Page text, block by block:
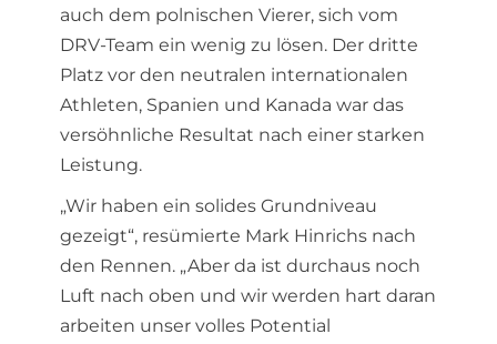
auch dem polnischen Vierer, sich vom
DRV-Team ein wenig zu lösen. Der dritte
Platz vor den neutralen internationalen
Athleten, Spanien und Kanada war das
versöhnliche Resultat nach einer starken
Leistung.
„Wir haben ein solides Grundniveau
gezeigt“, resümierte Mark Hinrichs nach
den Rennen. „Aber da ist durchaus noch
Luft nach oben und wir werden hart daran
arbeiten unser volles Potential